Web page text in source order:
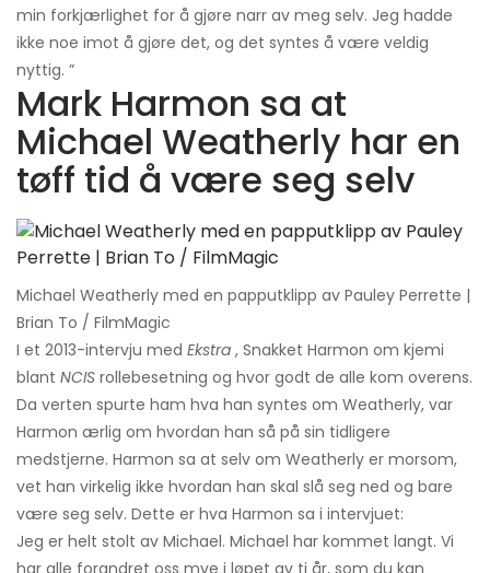
min forkjærlighet for å gjøre narr av meg selv. Jeg hadde
ikke noe imot å gjøre det, og det syntes å være veldig
nyttig. ”
Mark Harmon sa at
Michael Weatherly har en
tøff tid å være seg selv
Michael Weatherly med en papputklipp av Pauley Perrette |
Brian To / FilmMagic
I et 2013-intervju med Ekstra , Snakket Harmon om kjemi
blant NCIS rollebesetning og hvor godt de alle kom overens.
Da verten spurte ham hva han syntes om Weatherly, var
Harmon ærlig om hvordan han så på sin tidligere
medstjerne. Harmon sa at selv om Weatherly er morsom,
vet han virkelig ikke hvordan han skal slå seg ned og bare
være seg selv. Dette er hva Harmon sa i intervjuet:
Jeg er helt stolt av Michael. Michael har kommet langt. Vi
har alle forandret oss mye i løpet av ti år, som du kan